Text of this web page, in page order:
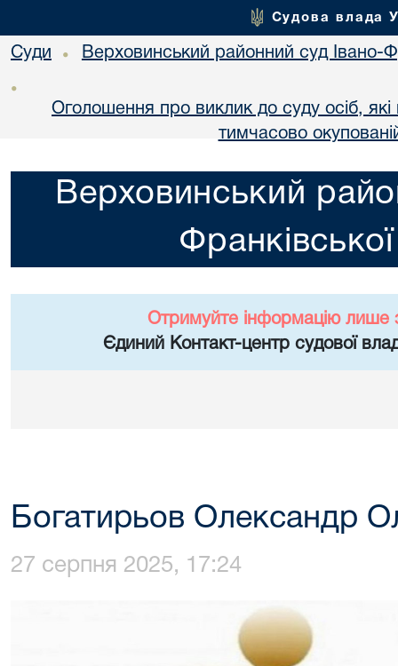
Судова влада
Суди • Верховинський районний суд Івано-
•
Оголошення про виклик до суду осіб,
тимчасово
Верховинський
Отримуйте інформацію лише
Єдиний Контакт-центр судової
Богатирьов Олександр
27 серпня 2025, 17:24